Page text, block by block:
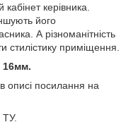
керівника.
його
А різноманітність
стилістику приміщення.
описі посилання на
ТУ.